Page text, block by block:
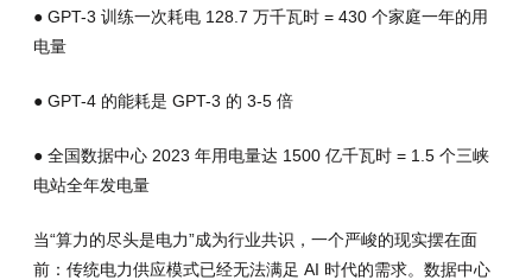
● GPT-3 训练一次耗电 128.7 万千瓦时 = 430 个家庭一年的用
电量
● GPT-4 的能耗是 GPT-3 的 3-5 倍
● 全国数据中心 2023 年用电量达 1500 亿千瓦时 = 1.5 个三峡
电站全年发电量
当“算力的尽头是电力”成为行业共识，一个严峻的现实摆在面
前：传统电力供应模式已经无法满足 AI 时代的需求。数据中心